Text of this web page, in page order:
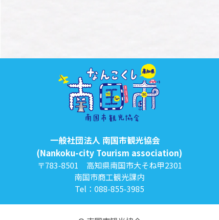
一般社団法人 南国市観光協会
(Nankoku-city Tourism association)
〒783-8501 高知県南国市大そね甲2301
南国市商工観光課内
Tel：088-855-3985